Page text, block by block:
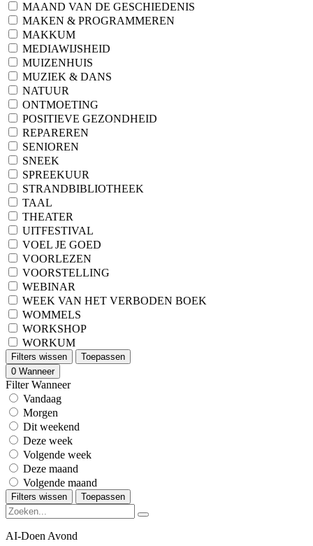
MAAND VAN DE GESCHIEDENIS
MAKEN & PROGRAMMEREN
MAKKUM
MEDIAWIJSHEID
MUIZENHUIS
MUZIEK & DANS
NATUUR
ONTMOETING
POSITIEVE GEZONDHEID
REPAREREN
SENIOREN
SNEEK
SPREEKUUR
STRANDBIBLIOTHEEK
TAAL
THEATER
UITFESTIVAL
VOEL JE GOED
VOORLEZEN
VOORSTELLING
WEBINAR
WEEK VAN HET VERBODEN BOEK
WOMMELS
WORKSHOP
WORKUM
Filters wissen
Toepassen
0 Wanneer
Filter Wanneer
Vandaag
Morgen
Dit weekend
Deze week
Volgende week
Deze maand
Volgende maand
Filters wissen Toepassen
AI-Doen Avond